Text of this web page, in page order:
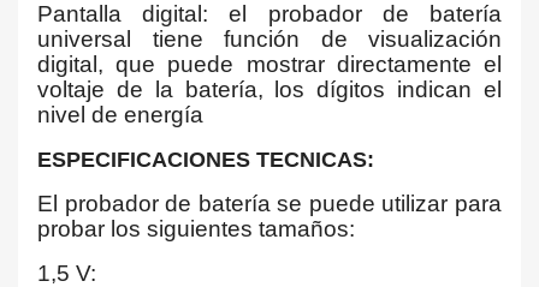
Pantalla digital: el probador de batería
universal tiene función de visualización
digital, que puede mostrar directamente el
voltaje de la batería, los dígitos indican el
nivel de energía
ESPECIFICACIONES TECNICAS:
El probador de batería se puede utilizar para
probar los siguientes tamaños:
1,5 V: